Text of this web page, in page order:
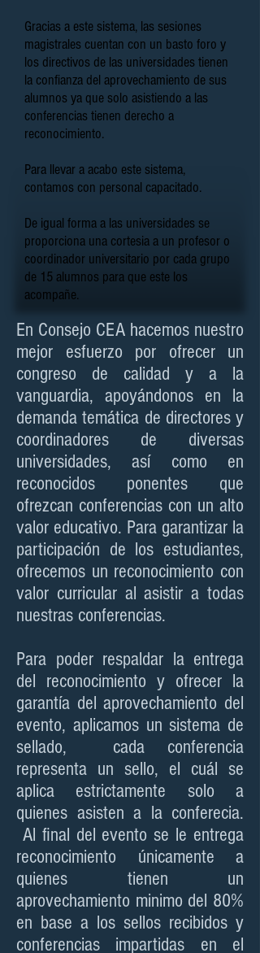
Gracias a este sistema, las sesiones
magistrales cuentan con un basto foro y
los directivos de las universidades tienen
la confianza del aprovechamiento de sus
alumnos ya que solo asistiendo a las
conferencias tienen derecho a
reconocimiento.
Para llevar a acabo este sistema,
contamos con personal capacitado.
De igual forma a las universidades se
proporciona una cortesia a un profesor o
coordinador universitario por cada grupo
de 15 alumnos para que este los
acompañe.
En Consejo CEA hacemos nuestro
mejor esfuerzo por ofrecer un
congreso de calidad y a la
vanguardia, apoyándonos en la
demanda temática de directores y
coordinadores de diversas
universidades, así como en
reconocidos ponentes que
ofrezcan conferencias con un alto
valor educativo. Para garantizar la
participación de los estudiantes,
ofrecemos un reconocimiento con
valor curricular al asistir a todas
nuestras conferencias.
Para poder respaldar la entrega
del reconocimiento y ofrecer la
garantía del aprovechamiento del
evento, aplicamos un sistema de
sellado, cada conferencia
representa un sello, el cuál se
aplica estrictamente solo a
quienes asisten a la conferecia.
Al final del evento se le entrega
reconocimiento únicamente a
quienes tienen un
aprovechamiento minimo del 80%
en base a los sellos recibidos y
conferencias impartidas en el